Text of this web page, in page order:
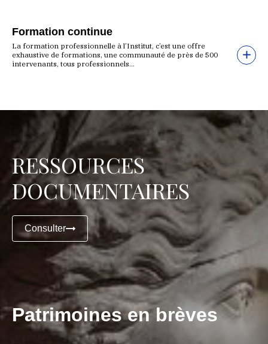
Formation continue
La formation professionnelle à l’Institut, c’est une offre
exhaustive de formations, une communauté de près de 500
intervenants, tous professionnels...
RESSOURCES
DOCUMENTAIRES
Consulter
Patrimoines en brèves